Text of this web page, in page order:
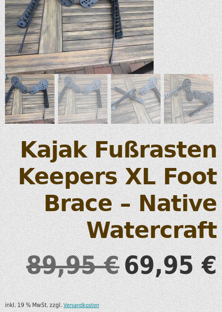
Kajak Fußrasten
Keepers XL Foot
Brace – Native
Watercraft
89,95€69,95€
inkl. 19 % MwSt. zzgl.Versandkosten